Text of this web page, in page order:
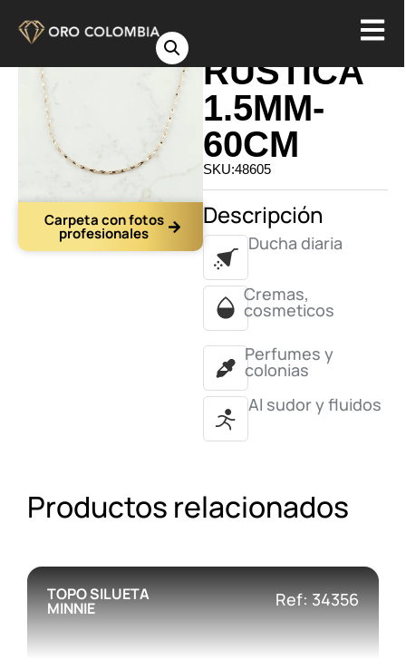
Carpeta con fotos
profesionales
RUSTICA
1.5MM-
60CM
SKU:48605
Descripción
Ducha diaria
Cremas,
cosmeticos
Perfumes y
colonias
Al sudor y fluidos
Productos relacionados
TOPO SILUETA
MINNIE Ref: 34356